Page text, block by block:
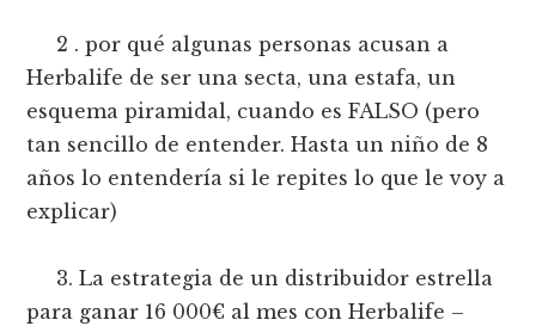
2 . por qué algunas personas acusan a
Herbalife de ser una secta, una estafa, un
esquema piramidal, cuando es FALSO (pero
tan sencillo de entender. Hasta un niño de 8
años lo entendería si le repites lo que le voy a
explicar)
3. La estrategia de un distribuidor estrella
para ganar 16 000€ al mes con Herbalife –